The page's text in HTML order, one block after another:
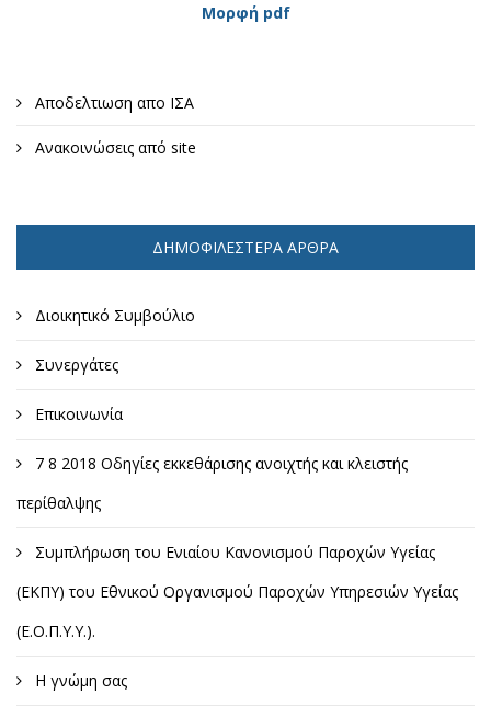
Μορφή pdf
Αποδελτιωση απο ΙΣΑ
Ανακοινώσεις από site
ΔΗΜΟΦΙΛΈΣΤΕΡΑ ΆΡΘΡΑ
Διοικητικό Συμβούλιο
Συνεργάτες
Επικοινωνία
7 8 2018 Οδηγίες εκκεθάρισης ανοιχτής και κλειστής
περίθαλψης
Συμπλήρωση του Ενιαίου Κανονισμού Παροχών Υγείας
(ΕΚΠΥ) του Εθνικού Οργανισμού Παροχών Υπηρεσιών Υγείας
(Ε.Ο.Π.Υ.Υ.).
Η γνώμη σας